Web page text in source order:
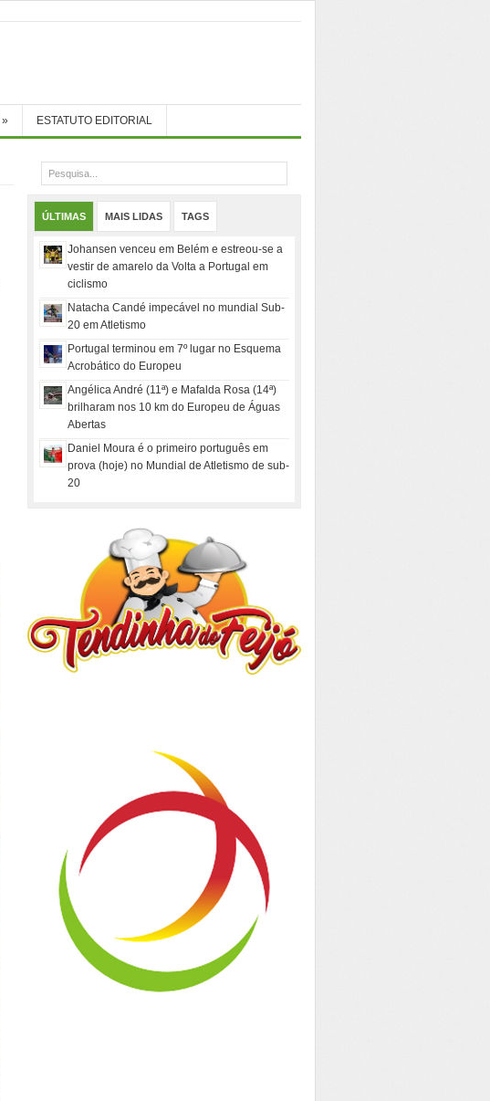
» ESTATUTO EDITORIAL
ÚLTIMAS MAIS LIDAS TAGS
Johansen venceu em Belém e estreou-se a
vestir de amarelo da Volta a Portugal em
ciclismo
Natacha Candé impecável no mundial Sub-
20 em Atletismo
Portugal terminou em 7º lugar no Esquema
Acrobático do Europeu
Angélica André (11ª) e Mafalda Rosa (14ª)
brilharam nos 10 km do Europeu de Águas
Abertas
Daniel Moura é o primeiro português em
prova (hoje) no Mundial de Atletismo de sub-
20